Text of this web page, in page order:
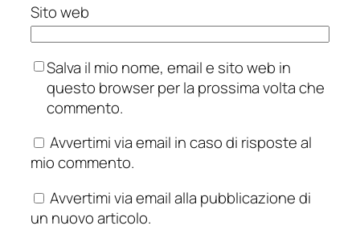
Sito web
Salva il mio nome, email e sito web in
questo browser per la prossima volta che
commento.
Avvertimi via email in caso di risposte al
mio commento.
Avvertimi via email alla pubblicazione di
un nuovo articolo.